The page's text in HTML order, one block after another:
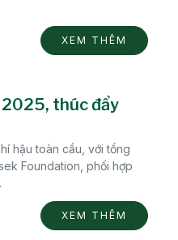
XEM THÊM
thúc đẩy
hậu toàn cầu, với tổng
Foundation, phối hợp
XEM THÊM